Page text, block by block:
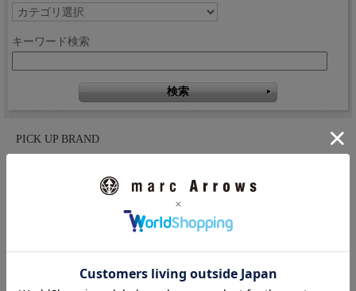
キーワード検索
PICK UP BRAND